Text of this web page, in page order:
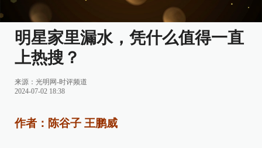
明星家里漏水，凭什么值得一直
上热搜？
来源： 光明网-时评频道
2024-07-02 18:38
作者：陈谷子 王鹏威